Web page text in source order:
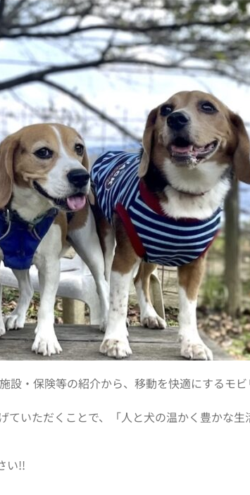
設・保険等の紹介から、移動を快適にするモ
いただくことで、「人と犬の温かく豊かな生
い!!